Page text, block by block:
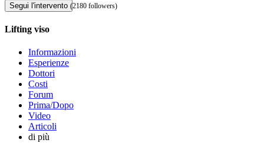
Segui l'intervento (2180 followers)
Lifting viso
Informazioni
Esperienze
Dottori
Costi
Forum
Prima/Dopo
Video
Articoli
di più